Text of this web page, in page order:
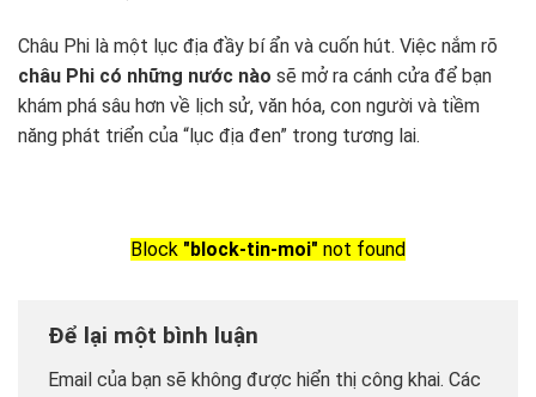
Châu Phi là một lục địa đầy bí ẩn và cuốn hút. Việc nắm rõ
châu Phi có những nước nào sẽ mở ra cánh cửa để bạn
khám phá sâu hơn về lịch sử, văn hóa, con người và tiềm
năng phát triển của “lục địa đen” trong tương lai.
Block "block-tin-moi" not found
Để lại một bình luận
Email của bạn sẽ không được hiển thị công khai. Các